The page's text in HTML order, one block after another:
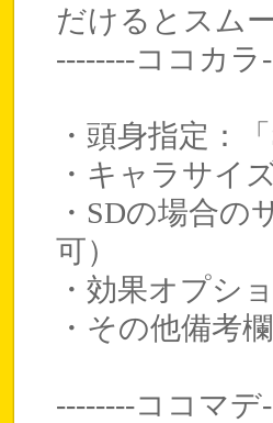
だけるとスム
--------ココカラ
・頭身指定：
・キャラサイ
・SDの場合
可）
・効果オプシ
・その他備考
--------ココマデ